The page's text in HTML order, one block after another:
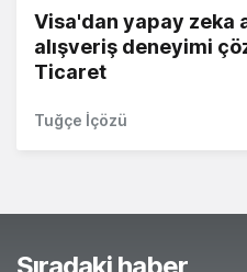
Visa'dan yapay zeka
alışveriş deneyimi
Ticaret
Tuğçe İçözü